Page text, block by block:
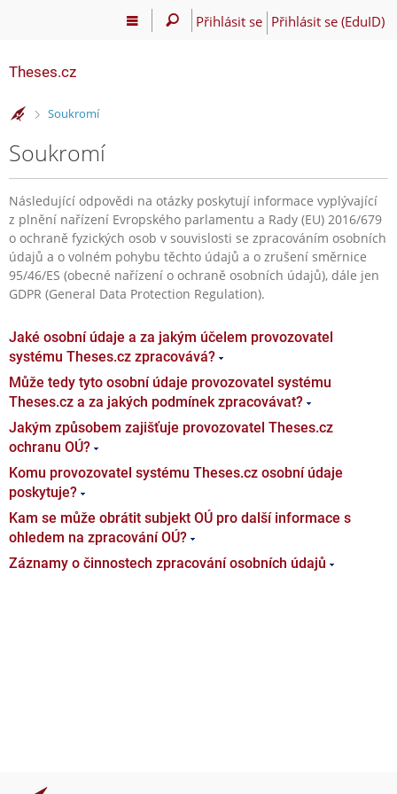
Přihlásit se Přihlásit se (EduID)
Theses.cz
>
Soukromí
Soukromí
Následující odpovědi na otázky poskytují informace vyplývající
z plnění nařízení Evropského parlamentu a Rady (EU) 2016/679
o ochraně fyzických osob v souvislosti se zpracováním osobních
údajů a o volném pohybu těchto údajů a o zrušení směrnice
95/46/ES (obecné nařízení o ochraně osobních údajů), dále jen
GDPR (General Data Protection Regulation).
Jaké osobní údaje a za jakým účelem provozovatel
systému Theses.cz zpracovává?
Může tedy tyto osobní údaje provozovatel systému
Theses.cz a za jakých podmínek zpracovávat?
Jakým způsobem zajišťuje provozovatel Theses.cz
ochranu OÚ?
Komu provozovatel systému Theses.cz osobní údaje
poskytuje?
Kam se může obrátit subjekt OÚ pro další informace s
ohledem na zpracování OÚ?
Záznamy o činnostech zpracování osobních údajů